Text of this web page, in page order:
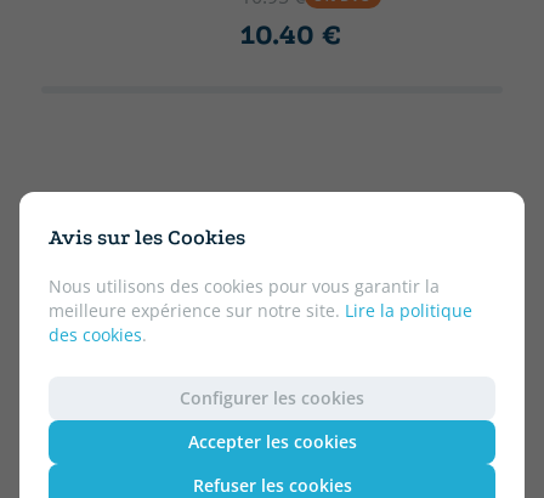
Avis sur les Cookies
Nous utilisons des cookies pour vous garantir la
meilleure expérience sur notre site. Lire la politique
des cookies.
Configurer les cookies
Accepter les cookies
Refuser les cookies
10.40 €